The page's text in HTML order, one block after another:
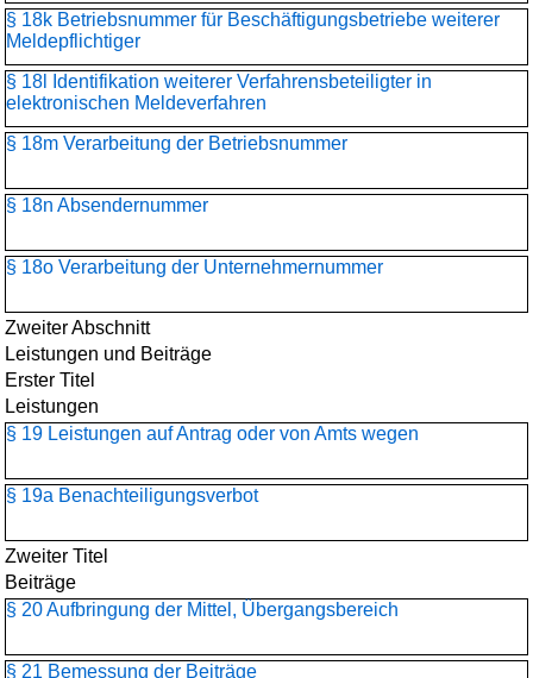
§ 18k Betriebsnummer für Beschäftigungsbetriebe weiterer
Meldepflichtiger
§ 18l Identifikation weiterer Verfahrensbeteiligter in
elektronischen Meldeverfahren
§ 18m Verarbeitung der Betriebsnummer
§ 18n Absendernummer
§ 18o Verarbeitung der Unternehmernummer
Zweiter Abschnitt
Leistungen und Beiträge
Erster Titel
Leistungen
§ 19 Leistungen auf Antrag oder von Amts wegen
§ 19a Benachteiligungsverbot
Zweiter Titel
Beiträge
§ 20 Aufbringung der Mittel, Übergangsbereich
§ 21 Bemessung der Beiträge